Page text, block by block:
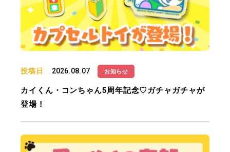
投稿日 2026.08.07 お知らせ
カイくん・コンちゃん5周年記念♡ガチャガチャが
登場！